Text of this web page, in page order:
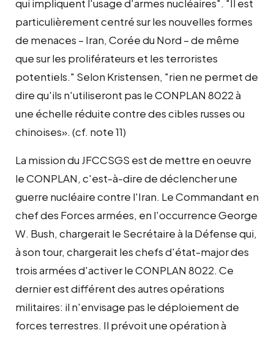
qui impliquent l'usage d'armes nucléaires". "Il est
particulièrement centré sur les nouvelles formes
de menaces – Iran, Corée du Nord – de même
que sur les proliférateurs et les terroristes
potentiels." Selon Kristensen, "rien ne permet de
dire qu'ils n'utiliseront pas le CONPLAN 8022 à
une échelle réduite contre des cibles russes ou
chinoises». (cf. note 11)
La mission du JFCCSGS est de mettre en oeuvre
le CONPLAN, c'est-à-dire de déclencher une
guerre nucléaire contre l'Iran. Le Commandant en
chef des Forces armées, en l'occurrence George
W. Bush, chargerait le Secrétaire à la Défense qui,
à son tour, chargerait les chefs d'état-major des
trois armées d'activer le CONPLAN 8022. Ce
dernier est différent des autres opérations
militaires: il n'envisage pas le déploiement de
forces terrestres. Il prévoit une opération à